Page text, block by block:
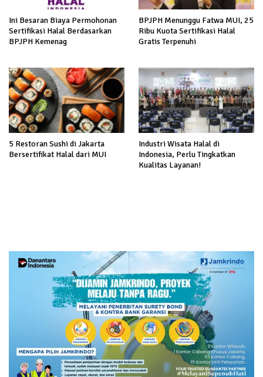
Ini Besaran Biaya Permohonan
Sertifikasi Halal Berdasarkan
BPJPH Kemenag
BPJPH Menunggu Fatwa MUI, 25
Ribu Kuota Sertifikasi Halal
Gratis Terpenuhi
5 Restoran Sushi di Jakarta
Bersertifikat Halal dari MUI
Industri Wisata Halal di
Indonesia, Perlu Tingkatkan
Kualitas Layanan!